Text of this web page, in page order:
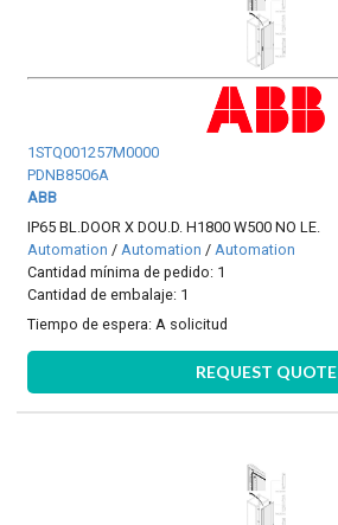
1STQ001257M0000
PDNB8506A
ABB
IP65 BL.DOOR X DOU.D. H1800 W500 NO LE.
Automation / Automation / Automation
Cantidad mínima de pedido: 1
Cantidad de embalaje: 1
Tiempo de espera:A solicitud
REQUEST QUOTE